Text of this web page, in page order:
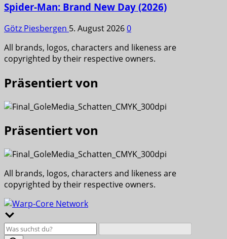
Spider-Man: Brand New Day (2026)
Götz Piesbergen 5. August 20260
All brands, logos, characters and likeness are
copyrighted by their respective owners.
Präsentiert von
Präsentiert von
All brands, logos, characters and likeness are
copyrighted by their respective owners.